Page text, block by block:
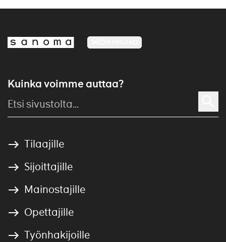
Kuinka voimme auttaa?
Tilaajille
Sijoittajille
Mainostajille
Opettajille
Työnhakijoille